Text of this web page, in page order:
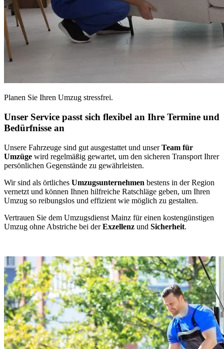
Planen Sie Ihren Umzug stressfrei.
Unser Service passt sich flexibel an Ihre Termine und
Bedürfnisse an
Unsere Fahrzeuge sind gut ausgestattet und unserTeam für
Umzüge wird regelmäßig gewartet, um den sicheren Transport Ihrer
persönlichen Gegenstände zu gewährleisten.
Wir sind als örtliches Umzugsunternehmen bestens in der Region
vernetzt und können Ihnen hilfreiche Ratschläge geben, um Ihren
Umzug so reibungslos und effizient wie möglich zu gestalten.
Vertrauen Sie dem Umzugsdienst Mainz für einen kostengünstigen
Umzug ohne Abstriche bei derExzellenz und Sicherheit.